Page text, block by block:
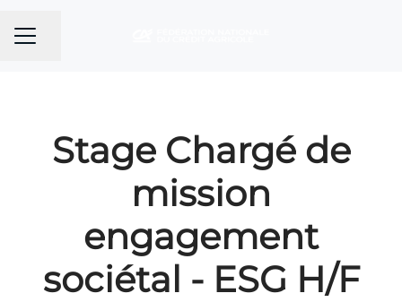
MENU CARRIÈRE
Partager la page
Stage Chargé de
mission
engagement
sociétal - ESG H/F